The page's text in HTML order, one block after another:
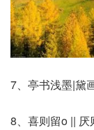
7、亭书浅墨|黛
8、喜则留o || 厌